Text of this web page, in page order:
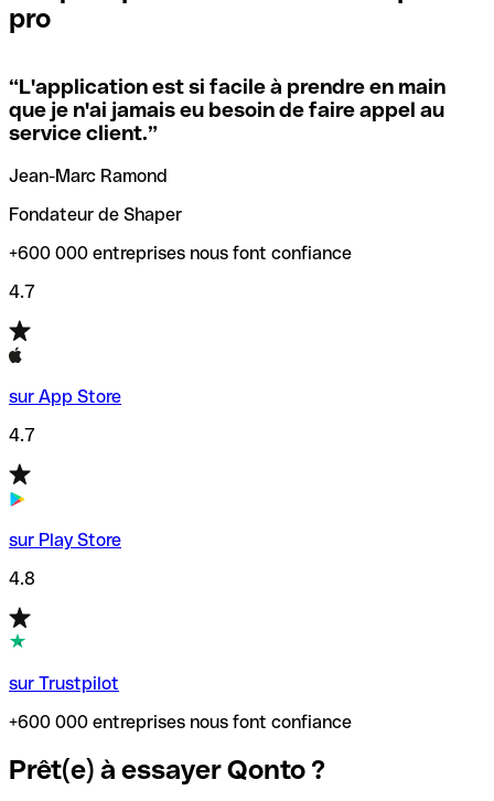
locales.
Si vous n'êtes pas sûr du code SWIFT que vous devriez
utiliser, nous avons développé un outil de recherche de
codes SWIFT par nom de banque.
vérification/recherche de codes SWIFT. Ainsi, vous pouvez
trouver et vérifier vos codes SWIFT avant de réaliser vos
transferts d’argent.
pro
“L'application est si facile à prendre en main
que je n'ai jamais eu besoin de faire appel au
service client.”
Jean-Marc Ramond
Fondateur de Shaper
+600 000 entreprises nous font confiance
4.7
sur App Store
4.7
sur Play Store
4.8
sur Trustpilot
+600 000 entreprises nous font confiance
Prêt(e) à essayer Qonto ?